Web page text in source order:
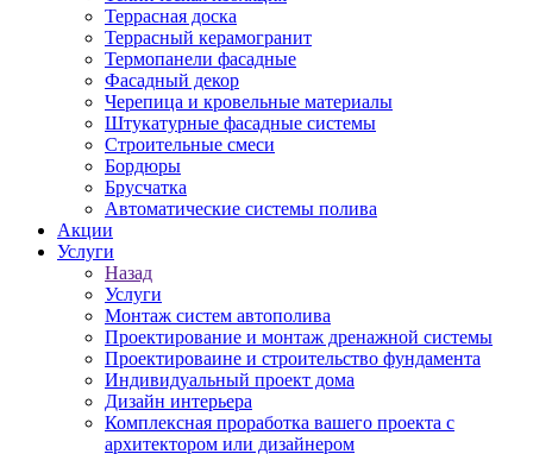
Террасная доска
Террасный керамогранит
Термопанели фасадные
Фасадный декор
Черепица и кровельные материалы
Штукатурные фасадные системы
Строительные смеси
Бордюры
Брусчатка
Автоматические системы полива
Акции
Услуги
Назад
Услуги
Монтаж систем автополива
Проектирование и монтаж дренажной системы
Проектироваине и строительство фундамента
Индивидуальный проект дома
Дизайн интерьера
Комплексная проработка вашего проекта с
архитектором или дизайнером